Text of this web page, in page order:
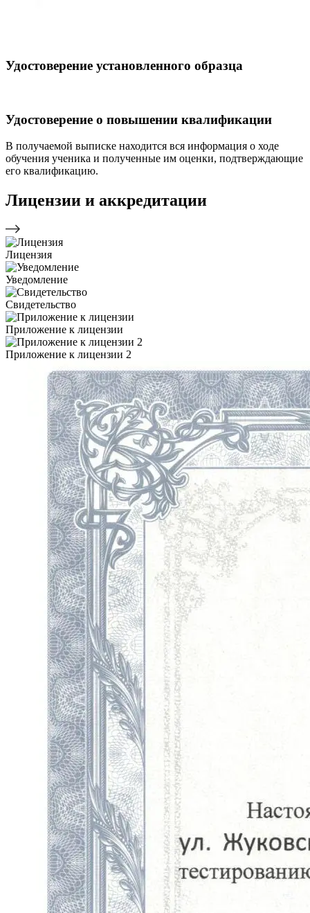
Удостоверение установленного образца
Удостоверение о повышении квалификации
В получаемой выписке находится вся информация о ходе
обучения ученика и полученные им оценки, подтверждающие
его квалификацию.
Лицензии и аккредитации
Лицензия
Уведомление
Свидетельство
Приложение к лицензии
Приложение к лицензии 2